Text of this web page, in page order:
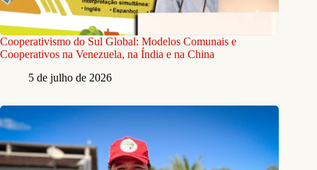
Cooperativismo do Sul Global: Modelos Comunais e
Cooperativos na Venezuela, na Índia e na China
5 de julho de 2026